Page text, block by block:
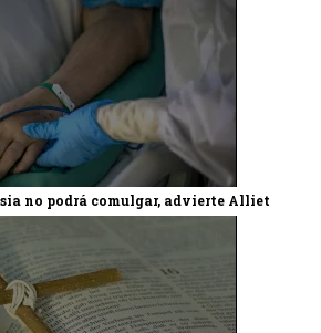
no podrá comulgar, advierte Alliet